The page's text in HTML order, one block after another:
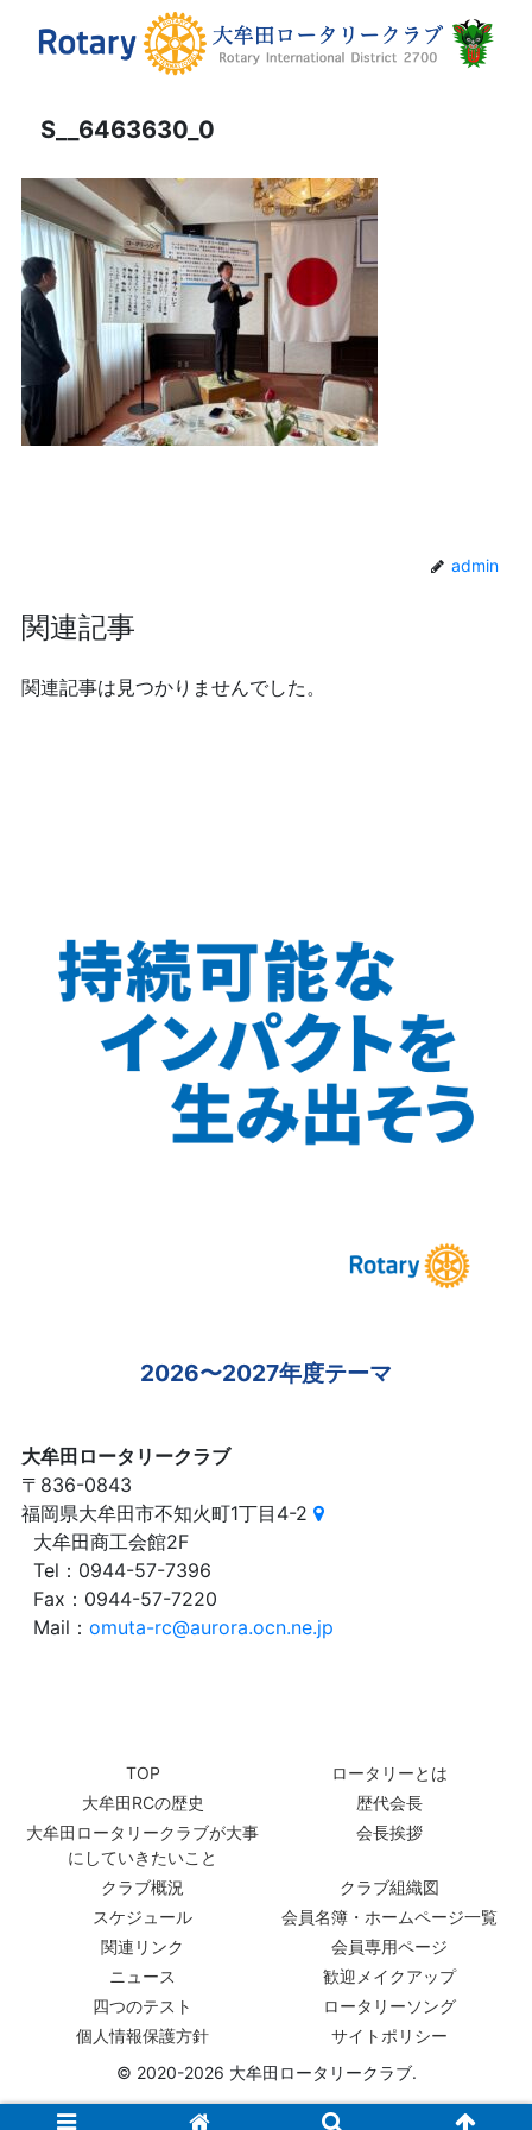
S__6463630_0
admin
関連記事
関連記事は見つかりませんでした。
2026〜2027年度テーマ
大牟田ロータリークラブ
〒836-0843
福岡県大牟田市不知火町1丁目4-2
大牟田商工会館2F
Tel：0944-57-7396
Fax：0944-57-7220
Mail：omuta-rc@aurora.ocn.ne.jp
TOP
ロータリーとは
大牟田RCの歴史
歴代会長
大牟田ロータリークラブが大事
にしていきたいこと
会長挨拶
クラブ概況
クラブ組織図
スケジュール
会員名簿・ホームページ一覧
関連リンク
会員専用ページ
ニュース
歓迎メイクアップ
四つのテスト
ロータリーソング
個人情報保護方針
サイトポリシー
© 2020-2026 大牟田ロータリークラブ.